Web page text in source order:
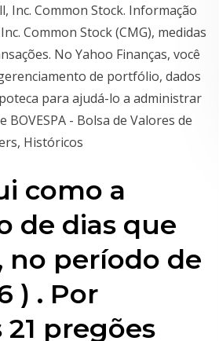
Inc. Common Stock. Informação
Common Stock (CMG), medidas
No Yahoo Finanças, você
de portfólio, dados
para ajudá-lo a administrar
- Bolsa de Valores de
Históricos
como a
de dias que
no período de
) . Por
pregões